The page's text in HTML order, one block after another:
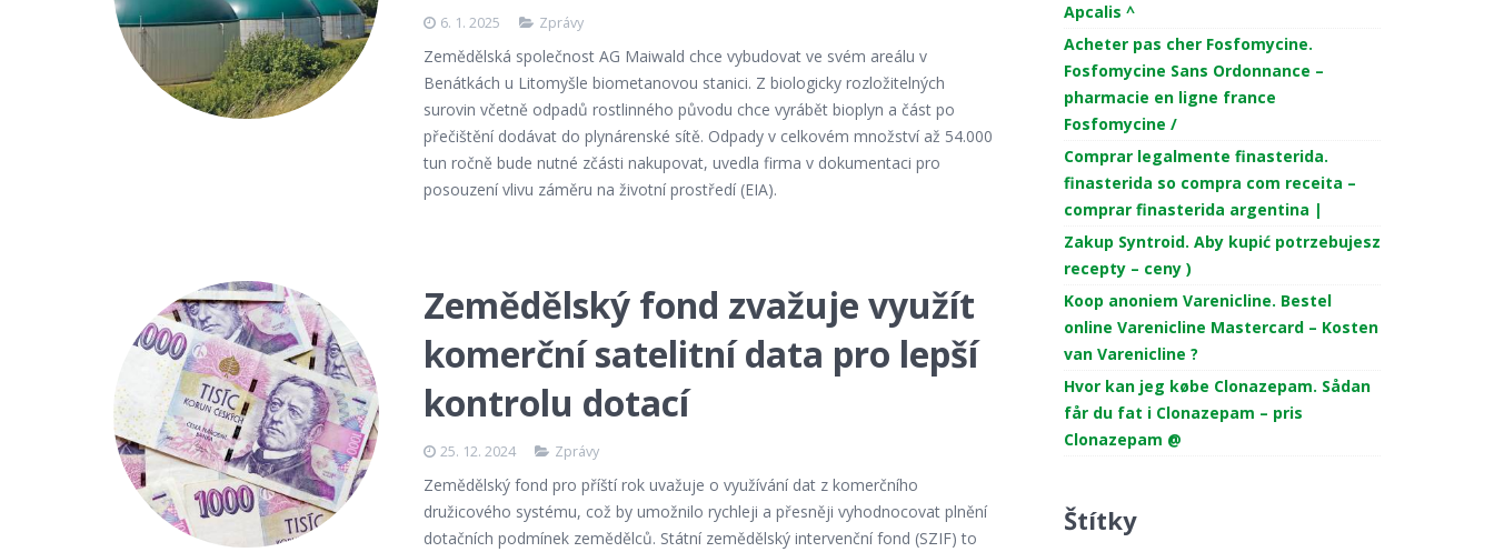
6. 1. 2025 Zprávy
Zemědělská společnost AG Maiwald chce vybudovat ve svém areálu v
Benátkách u Litomyšle biometanovou stanici. Z biologicky rozložitelných
surovin včetně odpadů rostlinného původu chce vyrábět bioplyn a část po
přečištění dodávat do plynárenské sítě. Odpady v celkovém množství až 54.000
tun ročně bude nutné zčásti nakupovat, uvedla firma v dokumentaci pro
posouzení vlivu záměru na životní prostředí (EIA).
Zemědělský fond zvažuje využít
komerční satelitní data pro lepší
kontrolu dotací
25. 12. 2024 Zprávy
Zemědělský fond pro příští rok uvažuje o využívání dat z komerčního
družicového systému, což by umožnilo rychleji a přesněji vyhodnocovat plnění
dotačních podmínek zemědělců. Státní zemědělský intervenční fond (SZIF) to
Apcalis ^
Acheter pas cher Fosfomycine.
Fosfomycine Sans Ordonnance –
pharmacie en ligne france
Fosfomycine /
Comprar legalmente finasterida.
finasterida so compra com receita –
comprar finasterida argentina |
Zakup Syntroid. Aby kupić potrzebujesz
recepty – ceny )
Koop anoniem Varenicline. Bestel
online Varenicline Mastercard – Kosten
van Varenicline ?
Hvor kan jeg købe Clonazepam. Sådan
får du fat i Clonazepam – pris
Clonazepam @
Štítky